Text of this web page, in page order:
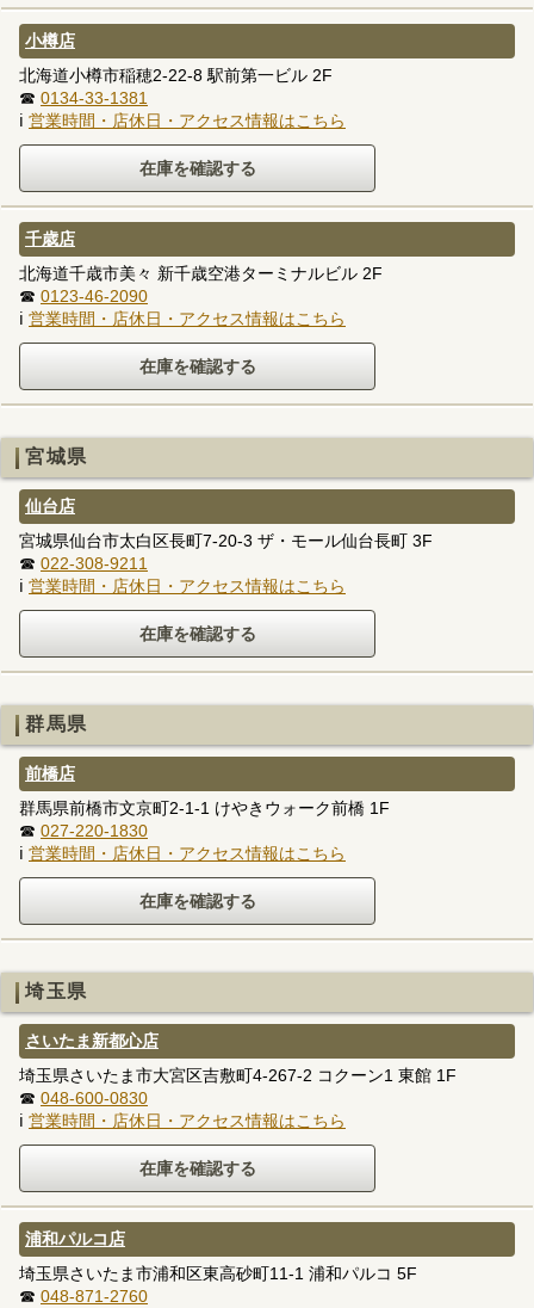
小樽店
北海道小樽市稲穂2-22-8 駅前第一ビル 2F
☎ 0134-33-1381
ℹ 営業時間・店休日・アクセス情報はこちら
千歳店
北海道千歳市美々 新千歳空港ターミナルビル 2F
☎ 0123-46-2090
ℹ 営業時間・店休日・アクセス情報はこちら
宮城県
仙台店
宮城県仙台市太白区長町7-20-3 ザ・モール仙台長町 3F
☎ 022-308-9211
ℹ 営業時間・店休日・アクセス情報はこちら
群馬県
前橋店
群馬県前橋市文京町2-1-1 けやきウォーク前橋 1F
☎ 027-220-1830
ℹ 営業時間・店休日・アクセス情報はこちら
埼玉県
さいたま新都心店
埼玉県さいたま市大宮区吉敷町4-267-2 コクーン1 東館 1F
☎ 048-600-0830
ℹ 営業時間・店休日・アクセス情報はこちら
浦和パルコ店
埼玉県さいたま市浦和区東高砂町11-1 浦和パルコ 5F
☎ 048-871-2760